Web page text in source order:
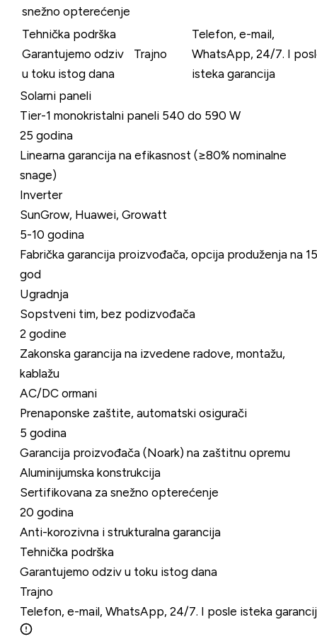
snežno opterećenje
Tehnička podrška
Garantujemo odziv
u toku istog dana
Trajno
Telefon, e-mail,
WhatsApp, 24/7. I
isteka garancija
Solarni paneli
Tier-1 monokristalni paneli 540 do 590 W
25 godina
Linearna garancija na efikasnost (≥80% nominalne
snage)
Inverter
SunGrow, Huawei, Growatt
5-10 godina
Fabrička garancija proizvođača, opcija produženja na 15
god
Ugradnja
Sopstveni tim, bez podizvođača
2 godine
Zakonska garancija na izvedene radove, montažu,
kablažu
AC/DC ormani
Prenaponske zaštite, automatski osigurači
5 godina
Garancija proizvođača (Noark) na zaštitnu opremu
Aluminijumska konstrukcija
Sertifikovana za snežno opterećenje
20 godina
Anti-korozivna i strukturalna garancija
Tehnička podrška
Garantujemo odziv u toku istog dana
Trajno
Telefon, e-mail, WhatsApp, 24/7. I posle isteka